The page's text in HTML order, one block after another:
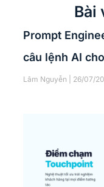
Bài
Prompt
câu lệnh AI
Lâm Nguyễn 26/07/